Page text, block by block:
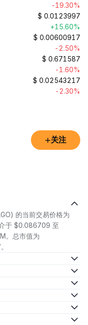
-19.30%
$ 0.0123997
+15.60%
$ 0.00600917
-2.50%
$ 0.671587
-1.60%
$ 0.02543217
-2.30%
+关注
的当前交易价格为
于 $0.086709 至
。总市值为